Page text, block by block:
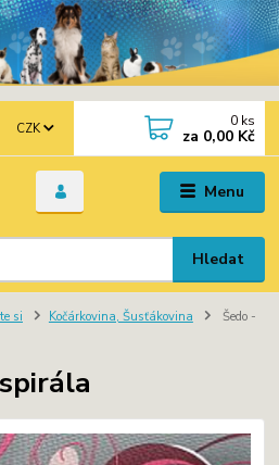
Menu
CZK
Hledat
0 ks
za 0,00 Kč
si Kočárkovina, Šusťákovina
Šedo -